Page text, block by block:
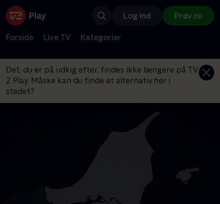
Log ind Prøv nu
Forside Live TV Kategorier
Det, du er på udkig efter, findes ikke længere på TV
2 Play. Måske kan du finde et alternativ her i
stedet?